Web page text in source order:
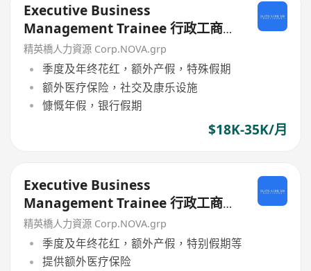
Executive Business
Management Trainee 行政工商管
理培訓生 (歡迎應屆畢業生/IANG)
精英橋人力資源 Corp.NOVA.grp
季度及年终花红，额外产假，特殊假期
额外医疗保险，社交及康乐设施
慷慨年假，银行假期
$18K-35K/月
Executive Business
Management Trainee 行政工商管
理培訓生 (歡迎應屆畢業生/IANG)
精英橋人力資源 Corp.NOVA.grp
季度及年终花红，额外产假，特别假期等
提供额外医疗保险